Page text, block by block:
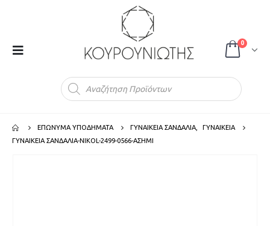
0
ΕΠΩΝΥΜΑ ΥΠΟΔΗΜΑΤΑ ΓΥΝΑΙΚΕΙΑ ΣΑΝΔΑΛΙΑ
ΓΥΝΑΙΚΕΙΑ
ΓΥΝΑΙΚΕΙΑ ΣΑΝΔΑΛΙΑ-NIKOL-2499-0566-ΑΣΗΜΙ